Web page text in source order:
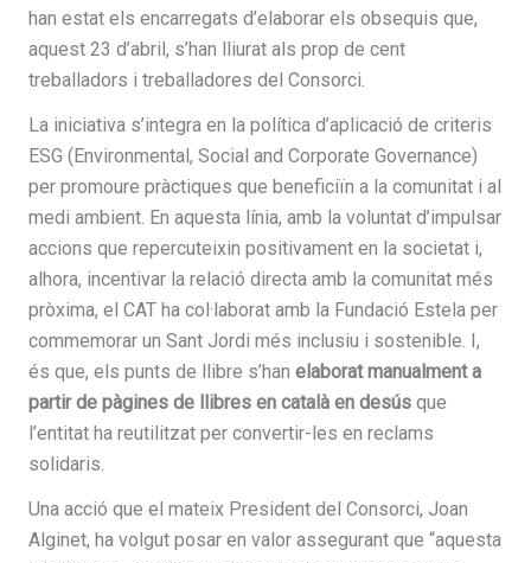
han estat els encarregats d’elaborar els obsequis que,
aquest 23 d’abril, s’han lliurat als prop de cent
treballadors i treballadores del Consorci.
La iniciativa s’integra en la política d’aplicació de criteris
ESG (Environmental, Social and Corporate Governance)
per promoure pràctiques que beneficiïn a la comunitat i al
medi ambient. En aquesta línia, amb la voluntat d’impulsar
accions que repercuteixin positivament en la societat i,
alhora, incentivar la relació directa amb la comunitat més
pròxima, el CAT ha col·laborat amb la Fundació Estela per
commemorar un Sant Jordi més inclusiu i sostenible. I,
és que, els punts de llibre s’han elaborat manualment a
partir de pàgines de llibres en català en desús que
l’entitat ha reutilitzat per convertir-les en reclams
solidaris.
Una acció que el mateix President del Consorci, Joan
Alginet, ha volgut posar en valor assegurant que “aquesta